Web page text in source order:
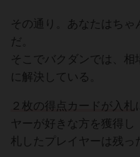
その通り。あなたはちゃ
だ。
そこでバクダンでは、相
に解決している。
２枚の得点カードが入札
ヤーが好きな方を獲得し
札したプレイヤーは残っ